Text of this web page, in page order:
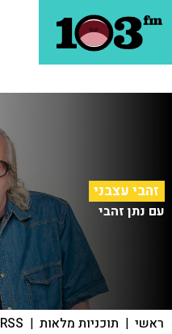
זהבי עצבני
עם נתן זהבי
ראשי | תוכניות מלאות |
RSS